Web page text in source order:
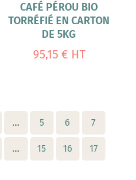
CAFÉ PÉROU BIO
TORRÉFIÉ EN CARTON
DE 5KG
95,15 € HT
… 5 6 7
… 15 16 17